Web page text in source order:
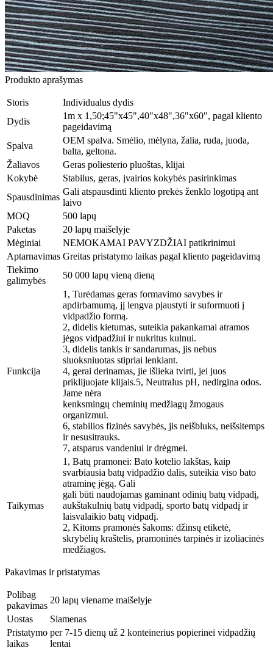
Produkto aprašymas
Storis
Individualus dydis
Dydis
1m x 1,50;45"x45",40"x48",36"x60", pagal kliento
pageidavimą
Spalva
OEM spalva. Smėlio, mėlyna, žalia, ruda, juoda,
balta, geltona.
Žaliavos
Geras poliesterio pluoštas, klijai
Kokybė
Stabilus, geras, įvairios kokybės pasirinkimas
Spausdinimas
Gali atspausdinti kliento prekės ženklo logotipą ant
laivo
MOQ
500 lapų
Paketas
20 lapų maišelyje
Mėginiai
NEMOKAMAI PAVYZDŽIAI patikrinimui
Aptarnavimas Greitas pristatymo laikas pagal kliento pageidavimą
Tiekimo
galimybės
50 000 lapų vieną dieną
Funkcija
1, Turėdamas geras formavimo savybes ir
apdirbamumą, jį lengva pjaustyti ir suformuoti į
vidpadžio formą.
2, didelis kietumas, suteikia pakankamai atramos
jėgos vidpadžiui ir nukritus kulnui.
3, didelis tankis ir sandarumas, jis nebus
sluoksniuotas stipriai lenkiant.
4, gerai derinamas, jie išlieka tvirti, jei juos
priklijuojate klijais.5, Neutralus pH, nedirgina odos.
Jame nėra
kenksmingų cheminių medžiagų žmogaus
organizmui.
6, stabilios fizinės savybės, jis neišbluks, neišsitemps
ir nesusitrauks.
7, atsparus vandeniui ir drėgmei.
Taikymas
1, Batų pramonei: Bato kotelio lakštas, kaip
svarbiausia batų vidpadžio dalis, suteikia viso bato
atraminę jėgą. Gali
gali būti naudojamas gaminant odinių batų vidpadį,
aukštakulnių batų vidpadį, sporto batų vidpadį ir
laisvalaikio batų vidpadį.
2, Kitoms pramonės šakoms: džinsų etiketė,
skrybėlių kraštelis, pramoninės tarpinės ir izoliacinės
medžiagos.
Pakavimas ir pristatymas
Polibag
pakavimas
20 lapų viename maišelyje
Uostas
Siamenas
Pristatymo
laikas
per 7-15 dienų už 2 konteinerius popierinei vidpadžių
lentai